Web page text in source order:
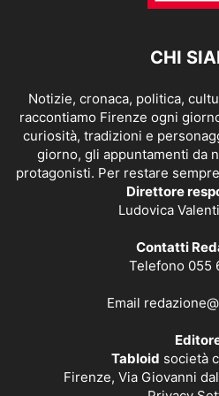
CHI
Notizie, cronaca, politica,
raccontiamo Firenze ogni
curiosità, tradizioni e
giorno, gli appuntamenti da
protagonisti. Per restare
Direttore
Ludovica
Contatti
Telefono 055
Email
Tabloid società
Firenze, Via Giovanni